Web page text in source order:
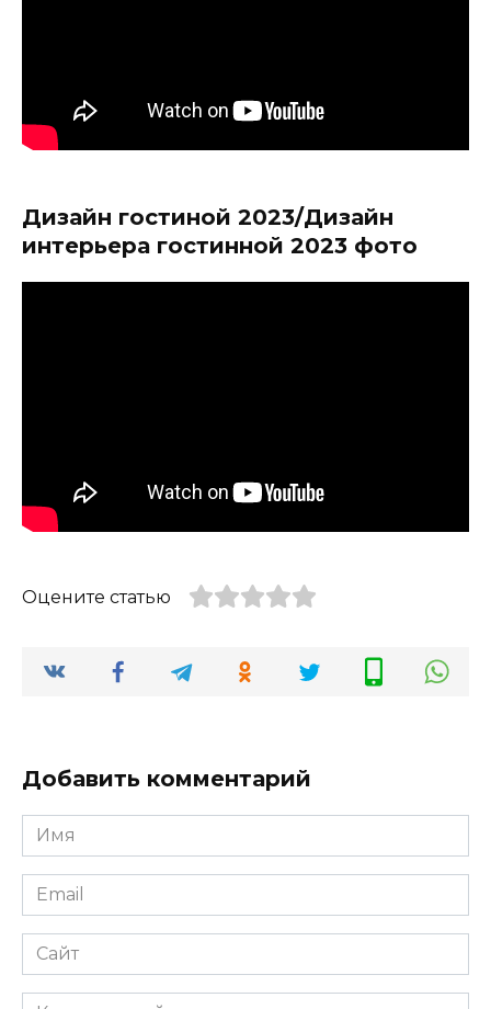
Дизайн гостиной 2023/Дизайн
интерьера гостинной 2023 фото
Оцените статью
Добавить комментарий
Имя
*
Email
*
Сайт
Комментарий